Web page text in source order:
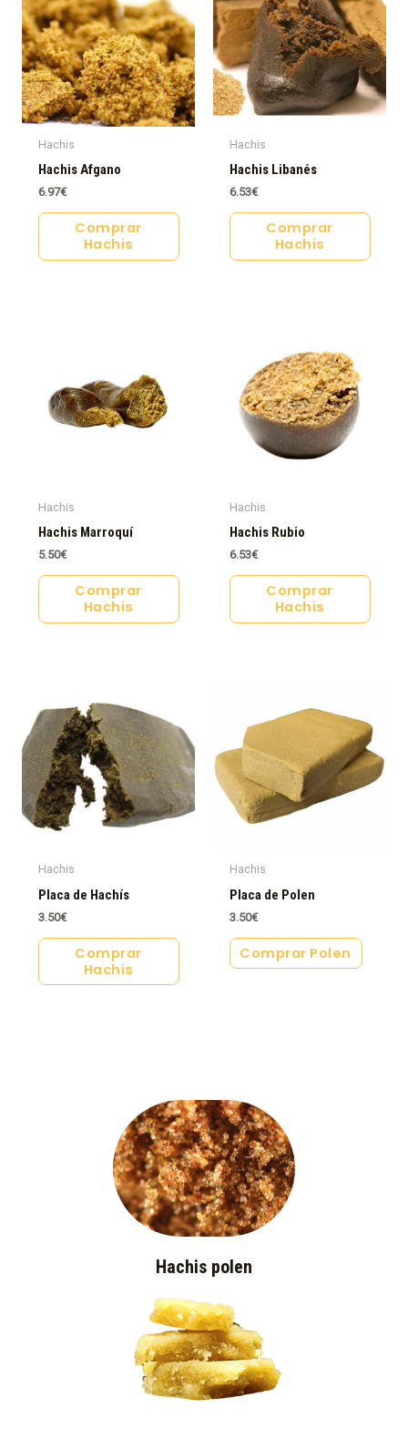
Hachis
Hachis Afgano
6.97€
Comprar
Hachis
Hachis
Hachis Libanés
6.53€
Comprar
Hachis
Hachis
Hachis Marroquí
5.50€
Comprar
Hachis
Hachis
Hachis Rubio
6.53€
Comprar
Hachis
Hachis
Placa de Hachís
3.50€
Comprar
Hachis
Hachis
Placa de Polen
3.50€
Comprar Polen
Hachis polen